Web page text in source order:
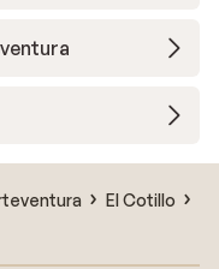
El Cotillo